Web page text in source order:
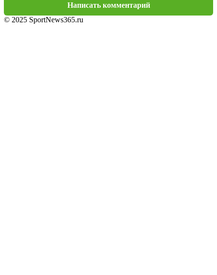
Написать комментарий
© 2025 SportNews365.ru